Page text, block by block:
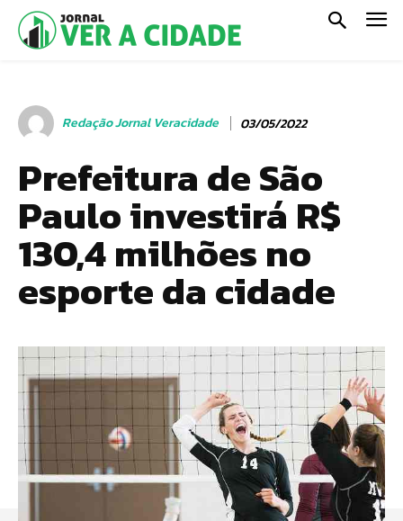
Redação Jornal Veracidade 03/05/2022
Prefeitura de São
Paulo investirá R$
130,4 milhões no
esporte da cidade